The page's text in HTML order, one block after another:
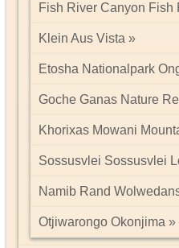
Fish River Canyon Fish
Klein Aus Vista
Etosha Nationalpark
Goche Ganas Nature
Khorixas Mowani
Sossusvlei Sossusvlei
Namib Rand
Otjiwarongo Okonjima